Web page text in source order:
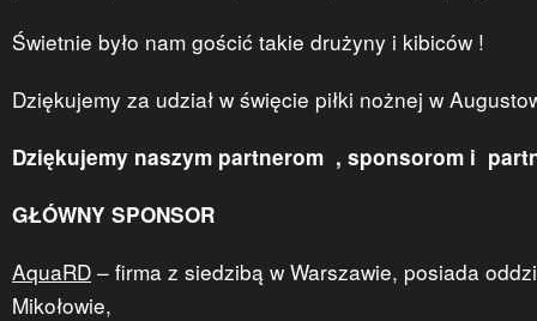
Świetnie było nam gościć takie drużyny i kibiców !
Dziękujemy za udział w święcie piłki nożnej w
Dziękujemy naszym partnerom , sponsorom i
GŁÓWNY SPONSOR
AquaRD – firma z siedzibą w Warszawie, posiada
Mikołowie,